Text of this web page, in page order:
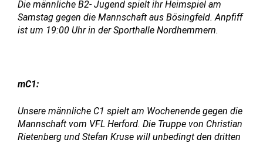
Die männliche B2- Jugend spielt ihr Heimspiel am
Samstag gegen die Mannschaft aus Bösingfeld. Anpfiff
ist um 19:00 Uhr in der Sporthalle Nordhemmern.
mC1:
Unsere männliche C1 spielt am Wochenende gegen die
Mannschaft vom VFL Herford. Die Truppe von Christian
Rietenberg und Stefan Kruse will unbedingt den dritten